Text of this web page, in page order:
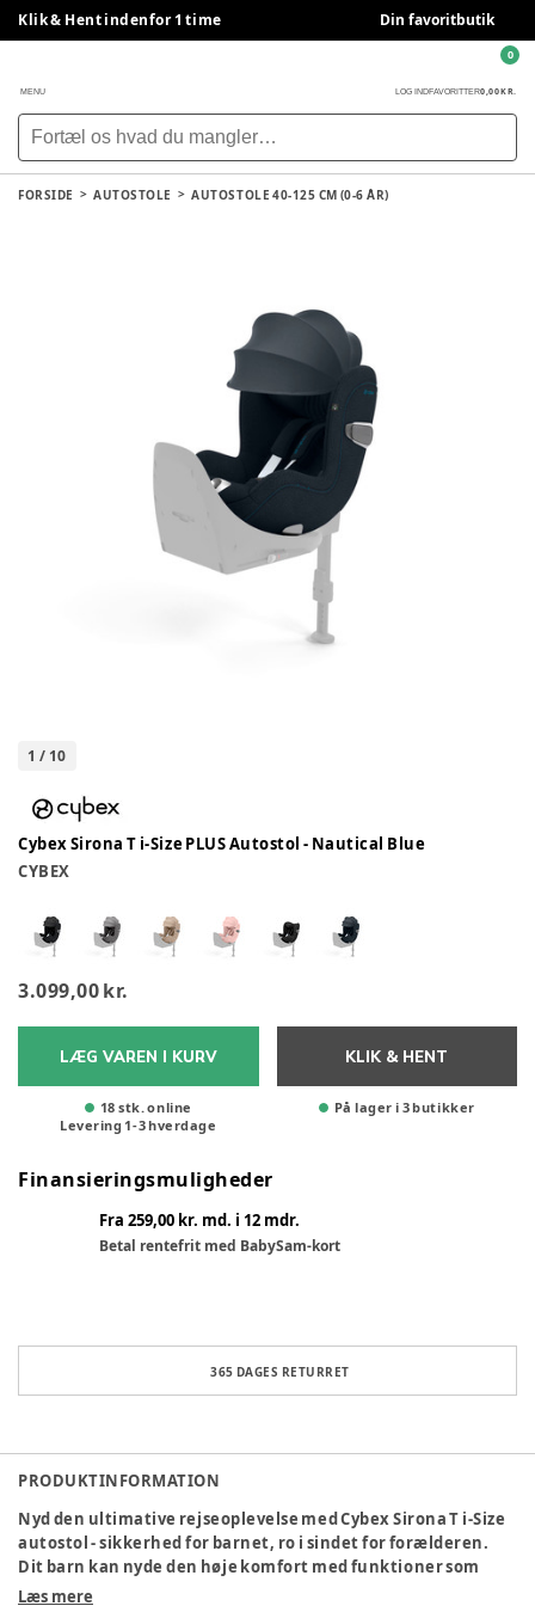
Klik & Hent indenfor 1 time Din favoritbutik
MENU LOG INDFAVORITTER0,00 KR.
0
FORSIDE AUTOSTOLE AUTOSTOLE 40-125 CM (0-6 ÅR)
1 / 10
Cybex Sirona T i-Size PLUS Autostol - Nautical Blue
CYBEX
3.099,00 kr.
LÆG VAREN I KURV
18 stk. online
Levering 1-3hverdage
KLIK & HENT
På lager i 3 butikker
Finansieringsmuligheder
Fra 259,00 kr. md. i 12 mdr.
Betal rentefrit med BabySam-kort
365 DAGES RETURRET
PRODUKTINFORMATION
Nyd den ultimative rejseoplevelse med Cybex Sirona T i-Size
autostol - sikkerhed for barnet, ro i sindet for forælderen.
Dit barn kan nyde den høje komfort med funktioner som
allround luftventilation, der giver behagelige temperaturer
Læs mere